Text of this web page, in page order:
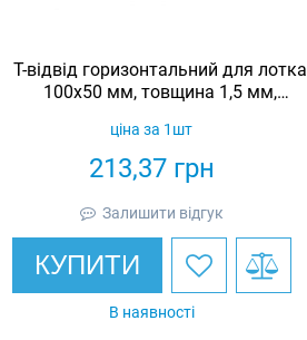
Т-відвід горизонтальний для лотка
100х50 мм, товщина 1,5 мм,
213,37грн
ціна за 1шт
Залишити відгук
КУПИТИ
В наявності